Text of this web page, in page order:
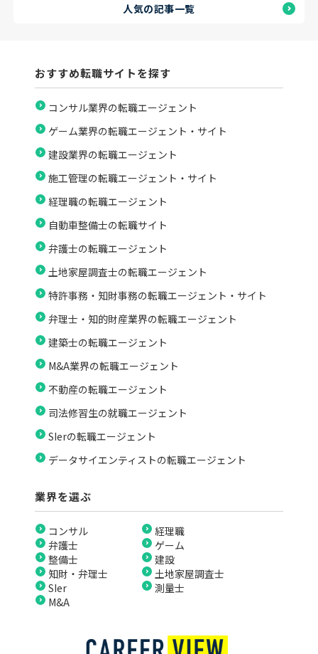
人気の記事一覧
おすすめ転職サイトを探す
コンサル業界の転職エージェント
ゲーム業界の転職エージェント・サイト
建設業界の転職エージェント
施工管理の転職エージェント・サイト
経理職の転職エージェント
自動車整備士の転職サイト
弁護士の転職エージェント
土地家屋調査士の転職エージェント
特許事務・知財事務の転職エージェント・サイト
弁理士・知的財産業界の転職エージェント
建築士の転職エージェント
M&A業界の転職エージェント
不動産の転職エージェント
司法修習生の就職エージェント
SIerの転職エージェント
データサイエンティストの転職エージェント
業界を選ぶ
コンサル
経理職
弁護士
ゲーム
整備士
建設
知財・弁理士
土地家屋調査士
SIer
測量士
M&A